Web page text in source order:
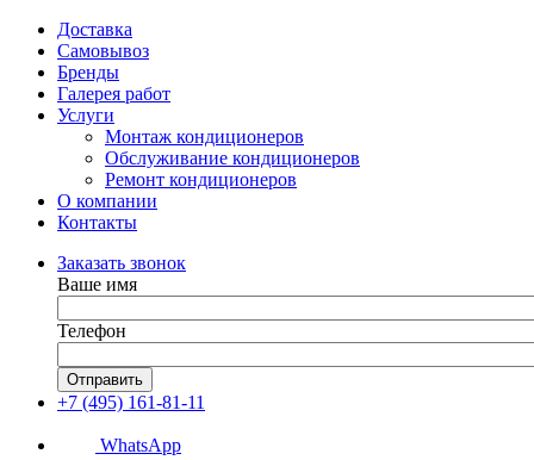
Доставка
Самовывоз
Бренды
Галерея работ
Услуги
Монтаж кондиционеров
Обслуживание кондиционеров
Ремонт кондиционеров
О компании
Контакты
Заказать звонок
Ваше имя
Телефон
Отправить
+7 (495) 161-81-11
WhatsApp